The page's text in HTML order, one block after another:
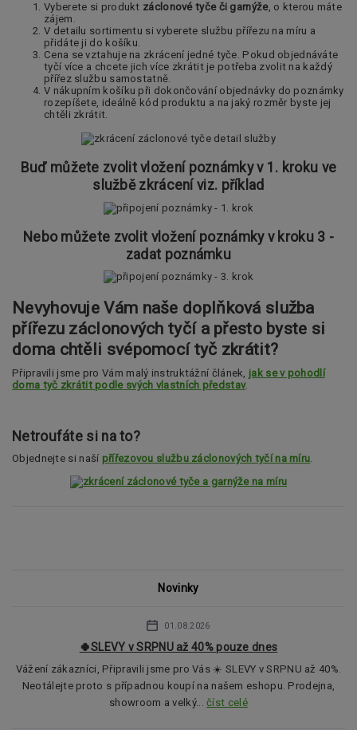
Novinky
01.08.2026
🍀SLEVY v SRPNU až 40% pouze dnes
Vážení zákazníci, Připravili jsme pro Vás ☀️ SLEVY v SRPNU až 40%.
Neotálejte proto s případnou koupí na našem eshopu. Prodejna,
showroom a velký...číst celé
Vyberete si produkt záclonové tyče či garnýže, o kterou máte
zájem.
V detailu sortimentu si vyberete službu přířezu na míru a
přidáte ji do košíku.
Cena se vztahuje na zkrácení jedné tyče. Pokud objednáváte
tyčí více a chcete jich více zkrátit je potřeba zvolit na každý
přířez službu samostatně.
V nákupním košíku při dokončování objednávky do poznámky
rozepíšete, ideálně kód produktu a na jaký rozměr byste jej
chtěli zkrátit.
Buď můžete zvolit vložení poznámky v 1. kroku ve
službě zkrácení viz. příklad
Nebo můžete zvolit vložení poznámky v kroku 3 -
zadat poznámku
Nevyhovuje Vám naše doplňková služba
přířezu záclonových tyčí a přesto byste si
doma chtěli svépomocí tyč zkrátit?
Připravili jsme pro Vám malý instruktážní článek, jak se v pohodlí
doma tyč zkrátit podle svých vlastních představ.
Netroufáte si na to?
Objednejte si naší přířezovou službu záclonových tyčí na míru